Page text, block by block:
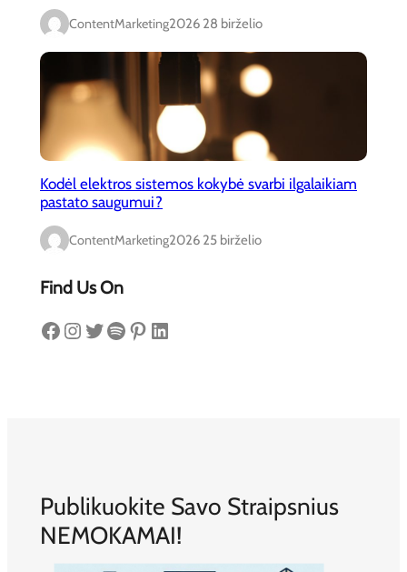
ContentMarketing2026 28 birželio
Kodėl elektros sistemos kokybė svarbi ilgalaikiam
pastato saugumui?
ContentMarketing2026 25 birželio
Find Us On
Facebook Instagram Twitter Spotify Pinterest LinkedIn
Publikuokite Savo Straipsnius
NEMOKAMAI!